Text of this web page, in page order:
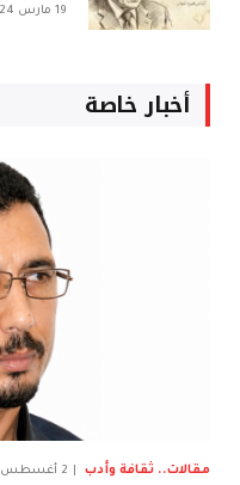
19 مارس 2024
أخبار خاصة
مقالات.. ثقافة وأدب 2 أغسطس 2026